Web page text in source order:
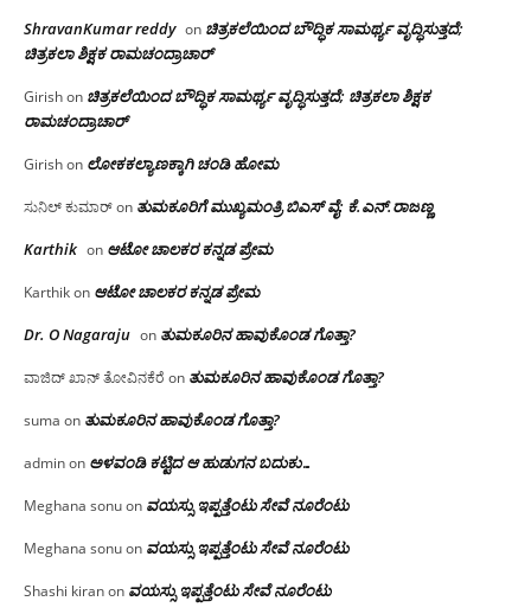
ShravanKumar reddy on ಚಿತ್ರಕಲೆಯಿಂದ ಬೌದ್ಧಿಕ ಸಾಮರ್ಥ್ಯ ವೃದ್ಧಿಸುತ್ತದೆ;
ಚಿತ್ರಕಲಾ ಶಿಕ್ಷಕ ರಾಮಚಂದ್ರಾಚಾರ್
Girishon ಚಿತ್ರಕಲೆಯಿಂದ ಬೌದ್ಧಿಕ ಸಾಮರ್ಥ್ಯ ವೃದ್ಧಿಸುತ್ತದೆ; ಚಿತ್ರಕಲಾ ಶಿಕ್ಷಕ
ರಾಮಚಂದ್ರಾಚಾರ್
Girishon ಲೋಕಕಲ್ಯಾಣಕ್ಕಾಗಿ ಚಂಡಿ ಹೋಮ
ಸುನಿಲ್ ಕುಮಾರ್on ತುಮಕೂರಿಗೆ ಮುಖ್ಯಮಂತ್ರಿ ಬಿಎಸ್ ವೈ: ಕೆ.ಎನ್.ರಾಜಣ್ಣ
Karthik on ಆಟೋ ಚಾಲಕರ ಕನ್ನಡ ಪ್ರೇಮ
Karthikon ಆಟೋ ಚಾಲಕರ ಕನ್ನಡ ಪ್ರೇಮ
Dr. O Nagaraju on ತುಮಕೂರಿನ ಹಾವುಕೊಂಡ ಗೊತ್ತಾ?
ವಾಜಿದ್ ಖಾನ್ ತೋವಿನಕೆರೆ on ತುಮಕೂರಿನ ಹಾವುಕೊಂಡ ಗೊತ್ತಾ?
suma on ತುಮಕೂರಿನ ಹಾವುಕೊಂಡ ಗೊತ್ತಾ?
adminon ಅಳವಂಡಿ ಕಟ್ಟಿದ ಆ ಹುಡುಗನ ಬದುಕು…
Meghana sonuon ವಯಸ್ಸು ಇಪ್ಪತ್ತೆಂಟು ಸೇವೆ ನೂರೆಂಟು
Meghana sonuon ವಯಸ್ಸು ಇಪ್ಪತ್ತೆಂಟು ಸೇವೆ ನೂರೆಂಟು
Shashi kiranon ವಯಸ್ಸು ಇಪ್ಪತ್ತೆಂಟು ಸೇವೆ ನೂರೆಂಟು